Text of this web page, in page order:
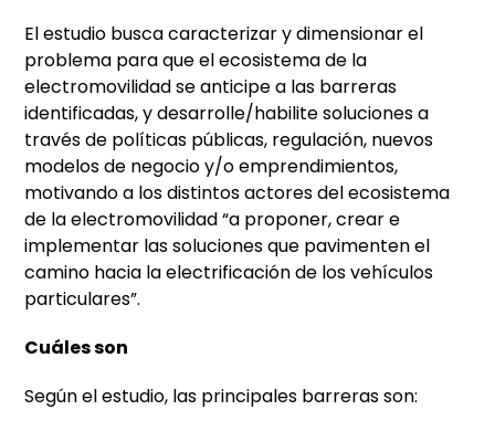
El estudio busca caracterizar y dimensionar el
problema para que el ecosistema de la
electromovilidad se anticipe a las barreras
identificadas, y desarrolle/habilite soluciones a
través de políticas públicas, regulación, nuevos
modelos de negocio y/o emprendimientos,
motivando a los distintos actores del ecosistema
de la electromovilidad “a proponer, crear e
implementar las soluciones que pavimenten el
camino hacia la electrificación de los vehículos
particulares”.
Cuáles son
Según el estudio, las principales barreras son: